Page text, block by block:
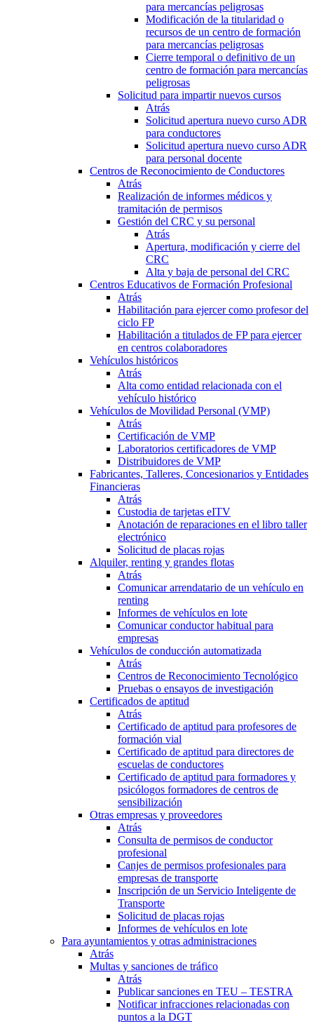
para mercancías peligrosas
Modificación de la titularidad o
recursos de un centro de formación
para mercancías peligrosas
Cierre temporal o definitivo de un
centro de formación para mercancías
peligrosas
Solicitud para impartir nuevos cursos
Atrás
Solicitud apertura nuevo curso ADR
para conductores
Solicitud apertura nuevo curso ADR
para personal docente
Centros de Reconocimiento de Conductores
Atrás
Realización de informes médicos y
tramitación de permisos
Gestión del CRC y su personal
Atrás
Apertura, modificación y cierre del
CRC
Alta y baja de personal del CRC
Centros Educativos de Formación Profesional
Atrás
Habilitación para ejercer como profesor del
ciclo FP
Habilitación a titulados de FP para ejercer
en centros colaboradores
Vehículos históricos
Atrás
Alta como entidad relacionada con el
vehículo histórico
Vehículos de Movilidad Personal (VMP)
Atrás
Certificación de VMP
Laboratorios certificadores de VMP
Distribuidores de VMP
Fabricantes, Talleres, Concesionarios y Entidades
Financieras
Atrás
Custodia de tarjetas eITV
Anotación de reparaciones en el libro taller
electrónico
Solicitud de placas rojas
Alquiler, renting y grandes flotas
Atrás
Comunicar arrendatario de un vehículo en
renting
Informes de vehículos en lote
Comunicar conductor habitual para
empresas
Vehículos de conducción automatizada
Atrás
Centros de Reconocimiento Tecnológico
Pruebas o ensayos de investigación
Certificados de aptitud
Atrás
Certificado de aptitud para profesores de
formación vial
Certificado de aptitud para directores de
escuelas de conductores
Certificado de aptitud para formadores y
psicólogos formadores de centros de
sensibilización
Otras empresas y proveedores
Atrás
Consulta de permisos de conductor
profesional
Canjes de permisos profesionales para
empresas de transporte
Inscripción de un Servicio Inteligente de
Transporte
Solicitud de placas rojas
Informes de vehículos en lote
Para ayuntamientos y otras administraciones
Atrás
Multas y sanciones de tráfico
Atrás
Publicar sanciones en TEU – TESTRA
Notificar infracciones relacionadas con
puntos a la DGT